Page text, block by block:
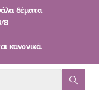
δέματα
8
κανονικά.